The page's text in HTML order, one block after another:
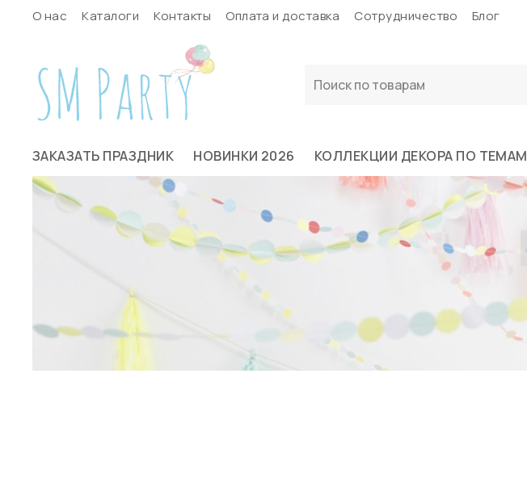
О нас Каталоги Контакты Оплата и доставка Сотрудничество Блог
ЗАКАЗАТЬ ПРАЗДНИК НОВИНКИ 2026 КОЛЛЕКЦИИ ДЕКОРА ПО ТЕМАМ